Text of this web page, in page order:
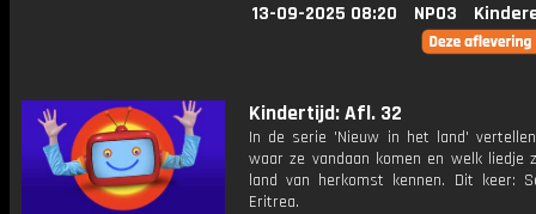
13-09-2025 08:20 NPO3
Kindertijd: Afl. 32
In de serie 'Nieuw in het land'
waar ze vandaan komen en welk liedje
land van herkomst kennen. Dit keer:
Eritrea.